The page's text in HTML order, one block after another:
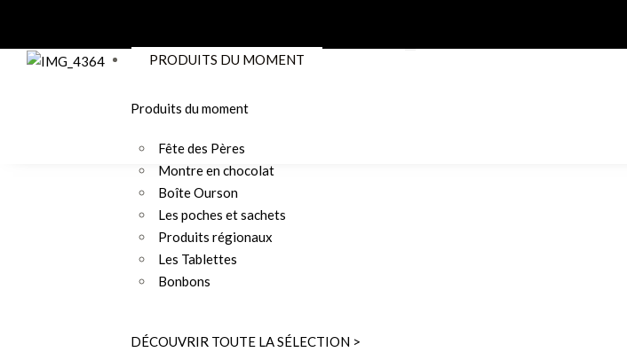
PRODUITS DU MOMENT
Produits du moment
Fête des Pères
Montre en chocolat
Boîte Ourson
Les poches et sachets
Produits régionaux
Les Tablettes
Bonbons
DÉCOUVRIR TOUTE LA SÉLECTION >